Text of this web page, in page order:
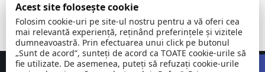
vineri
08:00 -
14:00
Acest site folosește cookie
Folosim cookie-uri pe site-ul nostru pentru a vă oferi cea
mai relevantă experiență, reținând preferințele și vizitele
dumneavoastră. Prin efectuarea unui click pe butonul
„Sunt de acord”, sunteți de acord ca TOATE cookie-urile să
fie utilizate. De asemenea, puteți să refuzați cookie-urile